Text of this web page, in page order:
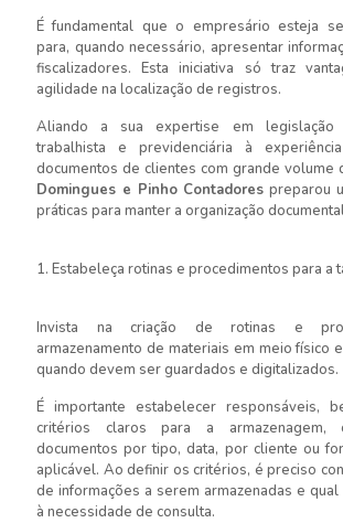
É fundamental que o empresário esteja
para, quando necessário, apresentar
fiscalizadores. Esta iniciativa só traz
agilidade na localização de registros.
Aliando a sua expertise em legislação
trabalhista e previdenciária à
documentos de clientes com grande volume
Domingues e Pinho Contadores preparou
práticas para manter a organização
1. Estabeleça rotinas e procedimentos para a
Invista na criação de rotinas e
armazenamento de materiais em meio físico
quando devem ser guardados e digitalizados.
É importante estabelecer responsáveis,
critérios claros para a armazenagem,
documentos por tipo, data, por cliente ou
aplicável. Ao definir os critérios, é preciso
de informações a serem armazenadas e
à necessidade de consulta.